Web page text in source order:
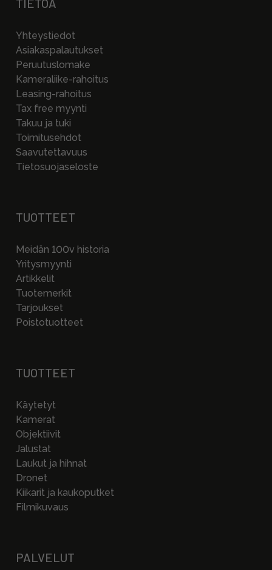
TIETOA
Yhteystiedot
Asiakaspalautukset
Peruutuslomake
Kameraliike-rahoitus
Leasing-rahoitus
Tax free myynti
Takuu ja tuki
Toimitusehdot
Saavutettavuus
Tietosuojaseloste
TUOTTEET
Meidän 100v historia
Yritysmyynti
Artikkelit
Tuotemerkit
Tarjoukset
Poistotuotteet
TUOTTEET
Käytetyt
Kamerat
Objektiivit
Jalustat
Laukut ja hihnat
Dronet
Kiikarit ja kaukoputket
Filmikuvaus
PALVELUT